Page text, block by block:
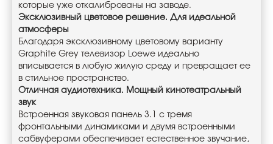
которые уже откалиброваны на заводе.
Эксклюзивный цветовое решение. Для идеальной
атмосферы
Благодаря эксклюзивному цветовому варианту
Graphite Grey телевизор Loewe идеально
вписывается в любую жилую среду и превращает ее
в стильное пространство.
Отличная аудиотехника. Мощный кинотеатральный
звук
Встроенная звуковая панель 3.1 с тремя
фронтальными динамиками и двумя встроенными
сабвуферами обеспечивает естественное звучание,